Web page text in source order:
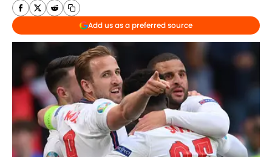
Add us as a preferred source